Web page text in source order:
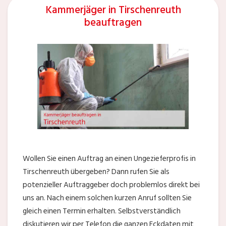
Kammerjäger in Tirschenreuth
beauftragen
Wollen Sie einen Auftrag an einen Ungezieferprofis in
Tirschenreuth übergeben? Dann rufen Sie als
potenzieller Auftraggeber doch problemlos direkt bei
uns an. Nach einem solchen kurzen Anruf sollten Sie
gleich einen Termin erhalten. Selbstverständlich